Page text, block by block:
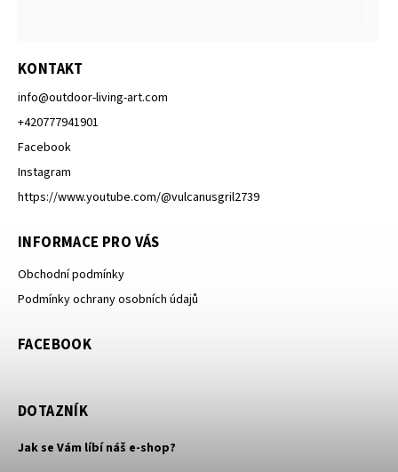
KONTAKT
info@outdoor-living-art.com
+420777941901
Facebook
Instagram
https://www.youtube.com/@vulcanusgril2739
INFORMACE PRO VÁS
Obchodní podmínky
Podmínky ochrany osobních údajů
FACEBOOK
DOTAZNÍK
Jak se Vám líbí náš e-shop?